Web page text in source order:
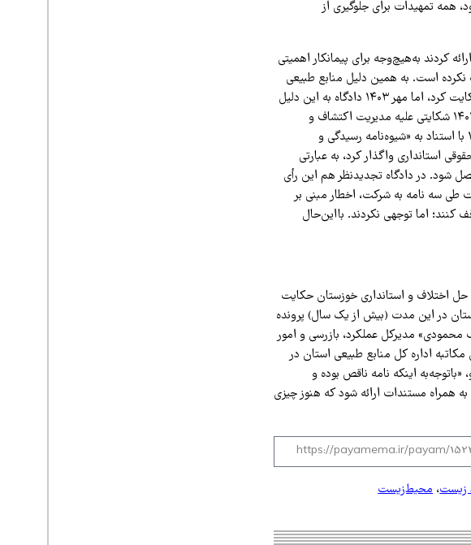
همه تمهیدات برای جلوگیری از
کردند به‌هیچ‌وجه برای پیمانکار اهمیتی
نکرده است. به همین دلیل منابع طبیعی
اندیمشک در اوایل سال ۱۴۰۳ علیه پیمانکار به دادگاه بخش الوار گرمسیری شکایت کرد، اما مهر ۱۴۰۳ دادگاه به این دلیل
که شکایت به نام مدیریت اکتشاف نفت نبود، دعوا را رد می‌کند. دوباره آبان ۱۴۰۳ شکایتی علیه مدیریت اکتشاف و
پیمانکارش به دادگاه الوار ارائه کردیم؛ اما این بار هم دادگاه در فروردین ۱۴۰۴ با استناد به «شیوه‌نامه رسیدگی و
استانداری واگذار کرد، به عبارتی
شود. در دادگاه تجدیدنظر هم این رأی
طی سه نامه به شرکت، اخطار مبنی بر
کنند؛ اما توجهی نکردند. بااین‌حال
اختلاف و استانداری خوزستان حکایت
در این مدت (بیش از یک سال) پرونده
محمودی» مدیرکل عملکرد، بازرسی و امور
اداره کل منابع طبیعی استان در
او، «باتوجه‌به اینکه نامه ناقص بوده و
همراه مستندات ارائه شود که هنوز چیزی
زیست،محیط‌زیست